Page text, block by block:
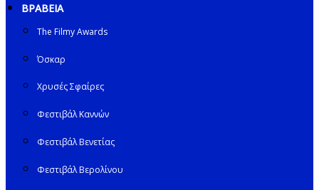
ΒΡΑΒΕΙΑ
The Filmy Awards
Όσκαρ
Χρυσές Σφαίρες
Φεστιβάλ Καννών
Φεστιβάλ Βενετίας
Φεστιβάλ Βερολίνου